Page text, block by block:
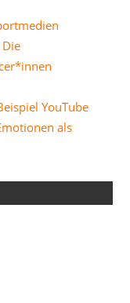
YouTube
als